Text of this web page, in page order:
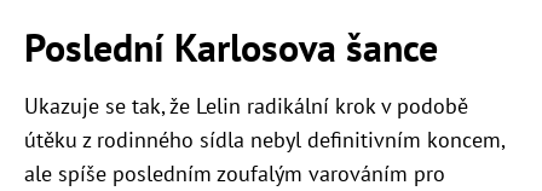
Poslední Karlosova šance
Ukazuje se tak, že Lelin radikální krok v podobě
útěku z rodinného sídla nebyl definitivním koncem,
ale spíše posledním zoufalým varováním pro